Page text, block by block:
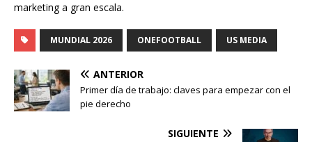
marketing a gran escala.
MUNDIAL 2026 ONEFOOTBALL US MEDIA
ANTERIOR
Primer día de trabajo: claves para empezar con el
pie derecho
SIGUIENTE